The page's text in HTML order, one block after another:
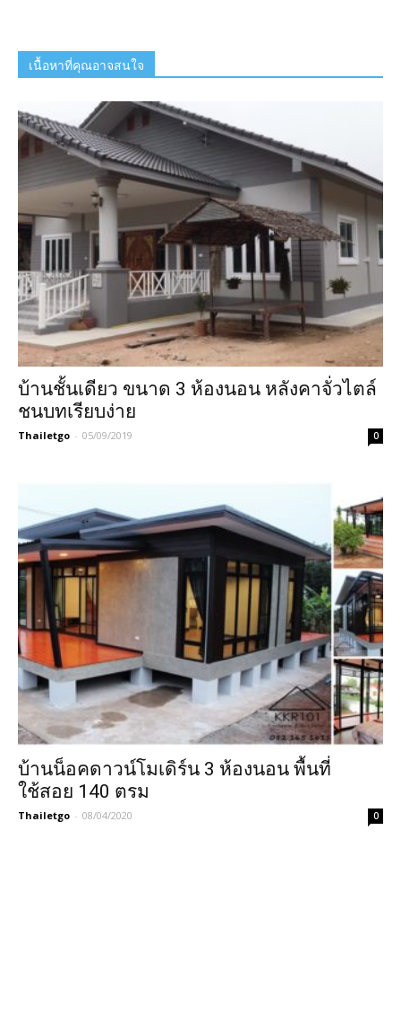
เนื้อหาที่คุณอาจสนใจ
บ้านชั้นเดียว ขนาด 3 ห้องนอน หลังคาจั่วไตล์
ชนบทเรียบง่าย
Thailetgo - 05/09/2019 0
บ้านน็อคดาวน์โมเดิร์น 3 ห้องนอน พื้นที่
ใช้สอย 140 ตรม
Thailetgo - 08/04/2020 0